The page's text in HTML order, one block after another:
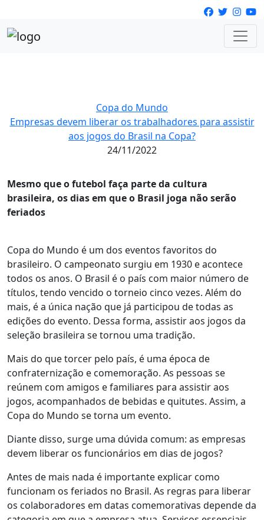
Copa do Mundo
Empresas devem liberar os trabalhadores para assistir
aos jogos do Brasil na Copa?
24/11/2022
Mesmo que o futebol faça parte da cultura
brasileira, os dias em que o Brasil joga não serão
feriados
Copa do Mundo é um dos eventos favoritos do
brasileiro. O campeonato surgiu em 1930 e acontece
todos os anos. O Brasil é o país com maior número de
títulos, tendo vencido o torneio cinco vezes. Além do
mais, é a única nação que já participou de todas as
edições do evento. Dessa forma, assistir aos jogos da
seleção brasileira se tornou uma tradição.
Mais do que torcer pelo país, é uma época de
confraternização e comemoração. As pessoas se
reúnem com amigos e familiares para assistir aos
jogos, acompanhados de bebidas e quitutes. Assim, a
Copa do Mundo se torna um evento.
Diante disso, surge uma dúvida comum: as empresas
devem liberar os funcionários em dias de jogos?
Antes de mais nada é importante explicar como
funcionam os feriados no Brasil. As regras para liberar
os colaboradores em datas comemorativas depende da